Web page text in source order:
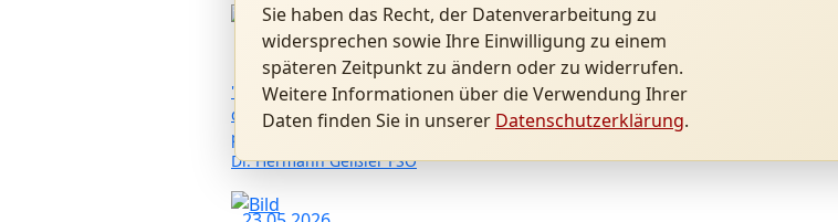
28.06.2026
"Kardinal Ratzinger als Präfekt
der Glaubenskongregation:
persönliche Erinnerungen" mit P.
Dr. Hermann Geißler FSO
Sie haben das Recht, der Datenverarbeitung zu
widersprechen sowie Ihre Einwilligung zu einem
späteren Zeitpunkt zu ändern oder zu widerrufen.
Weitere Informationen über die Verwendung Ihrer
Daten finden Sie in unserer Datenschutzerklärung.